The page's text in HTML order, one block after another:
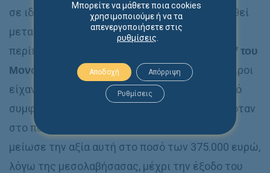
σε ιδιωτικό συμφωνητικό που είχε καταρτισθεί
μεταξύ των συνεταίρων. Πράγματι, στην
περίπτωση της απόφασης υπ’ αριθμ.
570/2017 του
Μονομελούς Εφετείου Θεσσαλονίκης
, οι εταίροι
είχαν συμφωνήσει με το από 3.8.2009 ιδιωτικό
συμφωνητικό ότι η αξία της εταιρείας ανερχόταν
στο ποσό των 800.000 ευρώ. Το δικαστήριο
μείωσε την αξία αυτή στο ποσό των 375.000 ευρώ,
λόγω της μεσολαβήσασας, μέχρι την έξοδο του
Μπορείτε να μάθετε ποια cookies
χρησιμοποιούμε ή να τα
απενεργοποιήσετε στις
ρυθμίσεις
Αποδοχή Απόρριψη
Ρυθμίσεις